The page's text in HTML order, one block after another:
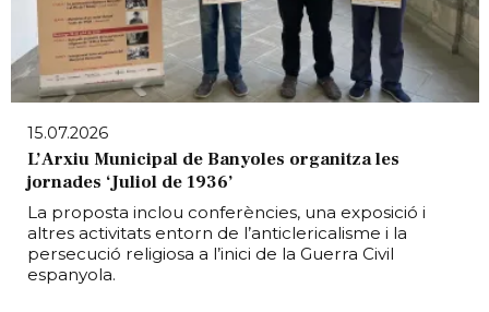
15.07.2026
L’Arxiu Municipal de Banyoles organitza les
jornades ‘Juliol de 1936’
La proposta inclou conferències, una exposició i
altres activitats entorn de l’anticlericalisme i la
persecució religiosa a l’inici de la Guerra Civil
espanyola.